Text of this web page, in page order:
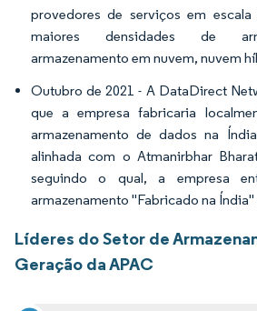
provedores de serviços em
maiores densidades de
armazenamento em nuvem, nuvem
Outubro de 2021 - A DataDirect
que a empresa fabricaria
armazenamento de dados na
alinhada com o Atmanirbhar
seguindo o qual, a empresa
armazenamento "Fabricado na Índia"
Líderes do Setor de
Geração da APAC